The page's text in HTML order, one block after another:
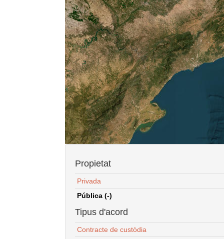
Propietat
Privada
Pública (-)
Tipus d'acord
Contracte de custòdia